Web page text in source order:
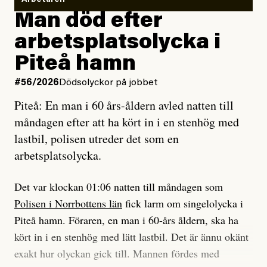
Vad betyder det att vara en röd, grön och oberoende
tidning?
Vad är bra journalistik?
Ett försök till korta svar som jag hoppas kan förtydliga
för Kuhn och Sassarinis-McGowan och andra hur jag
som chefredaktör ser på Dagens ETC:s uppdrag och
roll.
Vi skriver för våra läsare som vill bli informerade,
överraskade, bekräftade, utmanade – och som kräver
att vi granskar allt och alla.
Vi är som sagt en röd, grön och oberoende tidning.
Jag lärde mig renovera
enligt uråldrig metod
och lade min sista ungdom
på att laga en gammal bod.
Jag sökte ljuset och meningen,
efter det som var rent, rätt och sant,
och aldrig såg jag det klarare än
när jag ombord på bussen hjälpte en tant.
#23/2026Intervjun
Jesper Lundby: ”Livet i sig
är ganska politiskt”
Man död efter
arbetsplatsolycka i
Piteå hamn
#56/2026 Dödsolyckor på jobbet
Piteå: En man i 60 års-åldern avled natten till
måndagen efter att ha kört in i en stenhög med
lastbil, polisen utreder det som en
arbetsplatsolycka.
Det var klockan 01:06 natten till måndagen som
Polisen i Norrbottens län fick larm om singelolycka i
Piteå hamn. Föraren, en man i 60-års åldern, ska ha
kört in i en stenhög med lätt lastbil. Det är ännu okänt
exakt hur olyckan gick till. Mannen fördes med